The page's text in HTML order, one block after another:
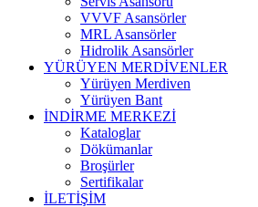
VVVF Asansörler
MRL Asansörler
Hidrolik Asansörler
YÜRÜYEN MERDİVENLER
Yürüyen Merdiven
Yürüyen Bant
İNDİRME MERKEZİ
Kataloglar
Dökümanlar
Broşürler
Sertifikalar
İLETİŞİM